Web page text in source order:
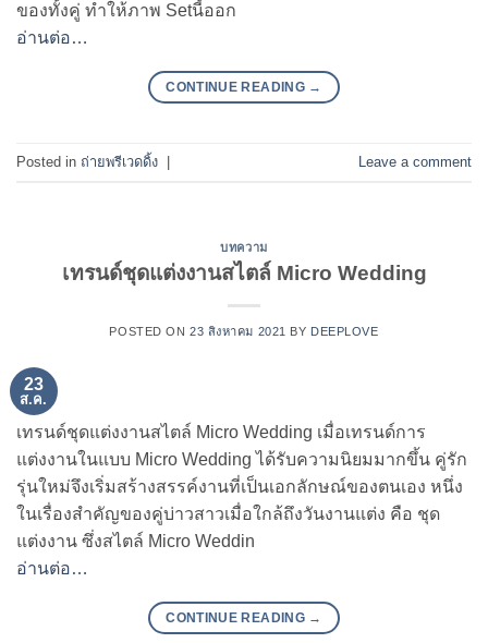
ของทั้งคู่ ทำให้ภาพ Setนี้ออก
อ่านต่อ…
CONTINUE READING →
Posted in ถ่ายพรีเวดดิ้ง | Leave a comment
บทความ
เทรนด์ชุดแต่งงานสไตล์ Micro Wedding
POSTED ON23 สิงหาคม 2021 BY DEEPLOVE
23
ส.ค.
เทรนด์ชุดแต่งงานสไตล์ Micro Wedding เมื่อเทรนด์การ
แต่งงานในแบบ Micro Wedding ได้รับความนิยมมากขึ้น คู่รัก
รุ่นใหม่จึงเริ่มสร้างสรรค์งานที่เป็นเอกลักษณ์ของตนเอง หนึ่ง
ในเรื่องสำคัญของคู่บ่าวสาวเมื่อใกล้ถึงวันงานแต่ง คือ ชุด
แต่งงาน ซึ่งสไตล์ Micro Weddin
อ่านต่อ…
CONTINUE READING →